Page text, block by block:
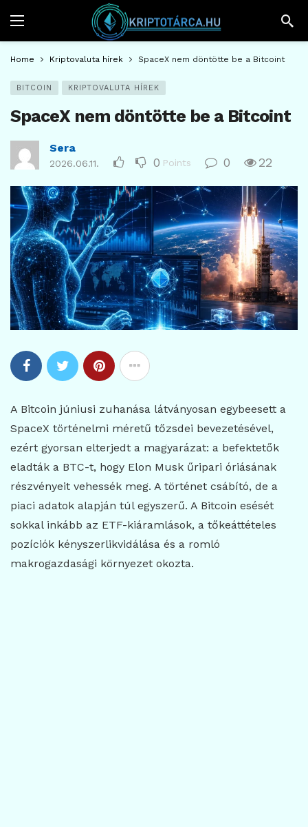
Home Kriptovaluta hírek SpaceX nem döntötte be a Bitcoint
BITCOIN KRIPTOVALUTA HÍREK
SpaceX nem döntötte be a Bitcoint
Sera
2026.06.11. 0 Points 0 22
A Bitcoin júniusi zuhanása látványosan egybeesett a
SpaceX történelmi méretű tőzsdei bevezetésével,
ezért gyorsan elterjedt a magyarázat: a befektetők
eladták a BTC-t, hogy Elon Musk űripari óriásának
részvényeit vehessék meg. A történet csábító, de a
piaci adatok alapján túl egyszerű. A Bitcoin esését
sokkal inkább az ETF-kiáramlások, a tőkeáttételes
pozíciók kényszerlikvidálása és a romló
makrogazdasági környezet okozta.